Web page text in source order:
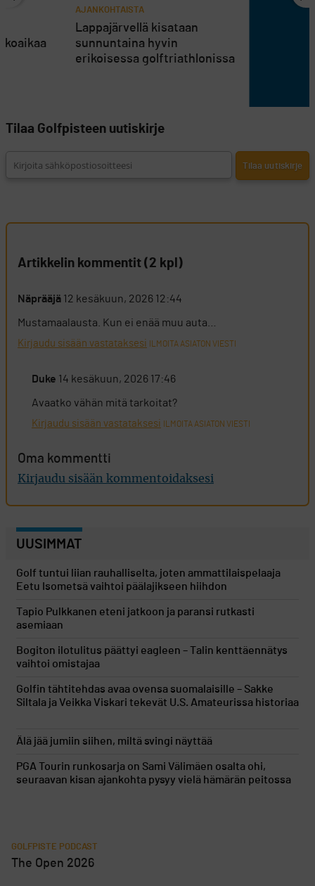
AJANKOHTAISTA
Lappajärvellä kisataan
sunnuntaina hyvin
erikoisessa golftriathlonissa
Tilaa Golfpisteen uutiskirje
Artikkelin kommentit (2 kpl)
Näprääjä 12 kesäkuun, 2026 12:44
Mustamaalausta. Kun ei enää muu auta…
Kirjaudu sisään vastataksesi ILMOITA ASIATON VIESTI
Duke 14 kesäkuun, 2026 17:46
Avaatko vähän mitä tarkoitat?
Kirjaudu sisään vastataksesi ILMOITA ASIATON VIESTI
Oma kommentti
Kirjaudu sisään kommentoidaksesi
UUSIMMAT
Golf tuntui liian rauhalliselta, joten ammattilaispelaaja
Eetu Isometsä vaihtoi päälajikseen hiihdon
Tapio Pulkkanen eteni jatkoon ja paransi rutkasti
asemiaan
Bogiton ilotulitus päättyi eagleen – Talin kenttäennätys
vaihtoi omistajaa
Golfin tähtitehdas avaa ovensa suomalaisille – Sakke
Siltala ja Veikka Viskari tekevät U.S. Amateurissa historiaa
Älä jää jumiin siihen, miltä svingi näyttää
PGA Tourin runkosarja on Sami Välimäen osalta ohi,
seuraavan kisan ajankohta pysyy vielä hämärän peitossa
GOLFPISTE PODCAST
The Open 2026